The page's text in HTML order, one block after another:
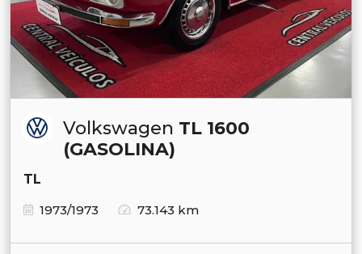
Volkswagen TL 1600
(GASOLINA)
TL
1973/1973
73.143 km